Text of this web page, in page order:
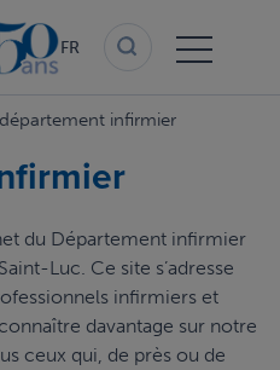
FR
infirmier
du Département infirmier
Luc. Ce site s’adresse
infirmiers et
davantage sur notre
ceux qui, de près ou de